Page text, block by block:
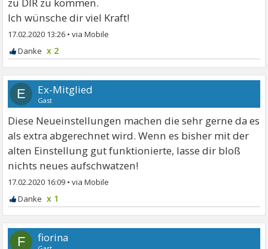
Ich wünsche dir viel Kraft!
17.02.2020 13:26 •
x 2
E Ex-Mitglied
Gast
Diese Neueinstellungen machen die sehr gerne da es
als extra abgerechnet wird. Wenn es bisher mit der
alten Einstellung gut funktionierte, lasse dir bloß
nichts neues aufschwatzen!
17.02.2020 16:09 •
x 1
F fiorina